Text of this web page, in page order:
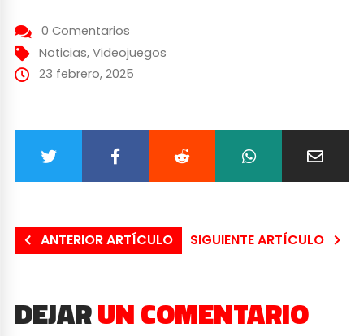
0 Comentarios
Noticias, Videojuegos
23 febrero, 2025
ANTERIOR ARTÍCULO SIGUIENTE ARTÍCULO
DEJARUN COMENTARIO